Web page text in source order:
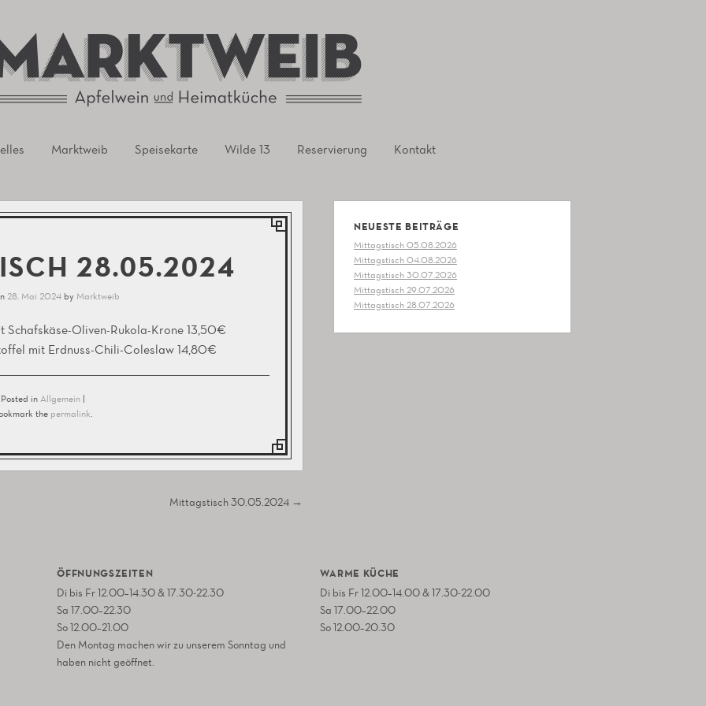
Marktweib Speisekarte Wilde 13 Reservierung Kontakt
28.05.2024
28. Mai 2024 by Marktweib
Schafskäse-Oliven-Rukola-Krone 13,50€
mit Erdnuss-Chili-Coleslaw 14,80€
Posted in Allgemein
the permalink.
Mittagstisch 30.05.2024 →
NEUESTE BEITRÄGE
Mittagstisch 05.08.2026
Mittagstisch 04.08.2026
Mittagstisch 30.07.2026
Mittagstisch 29.07.2026
Mittagstisch 28.07.2026
ÖFFNUNGSZEITEN
Di bis Fr 12.00–14.30 & 17.30-22.30
Sa 17.00–22.30
So 12.00–21.00
Den Montag machen wir zu unserem Sonntag und
haben nicht geöffnet.
WARME KÜCHE
Di bis Fr 12.00–14.00 & 17.30-22.00
Sa 17.00–22.00
So 12.00–20.30